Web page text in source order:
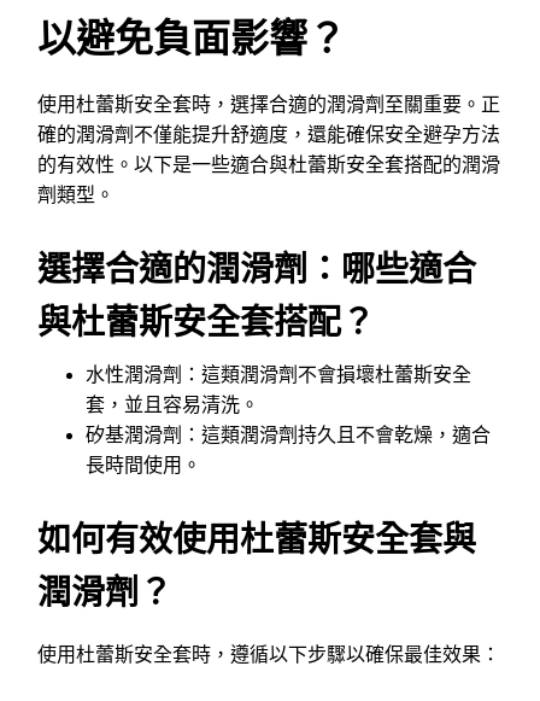
以避免負面影響？
使用杜蕾斯安全套時，選擇合適的潤滑劑至關重要。正
確的潤滑劑不僅能提升舒適度，還能確保安全避孕方法
的有效性。以下是一些適合與杜蕾斯安全套搭配的潤滑
劑類型。
選擇合適的潤滑劑：哪些適合
與杜蕾斯安全套搭配？
水性潤滑劑：這類潤滑劑不會損壞杜蕾斯安全
套，並且容易清洗。
矽基潤滑劑：這類潤滑劑持久且不會乾燥，適合
長時間使用。
如何有效使用杜蕾斯安全套與
潤滑劑？
使用杜蕾斯安全套時，遵循以下步驟以確保最佳效果：